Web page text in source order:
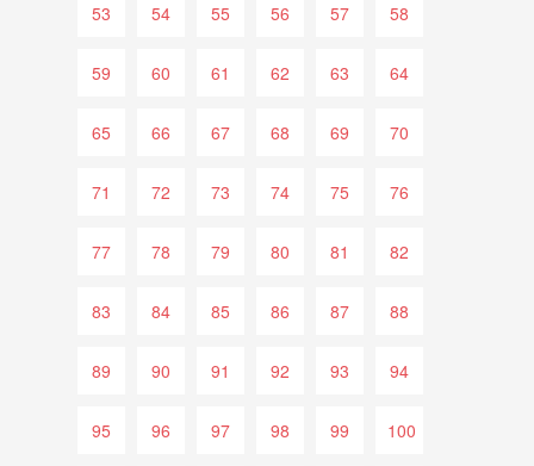
53 54 55 56 57 58
59 60 61 62 63 64
65 66 67 68 69 70
71 72 73 74 75 76
77 78 79 80 81 82
83 84 85 86 87 88
89 90 91 92 93 94
95 96 97 98 99 100